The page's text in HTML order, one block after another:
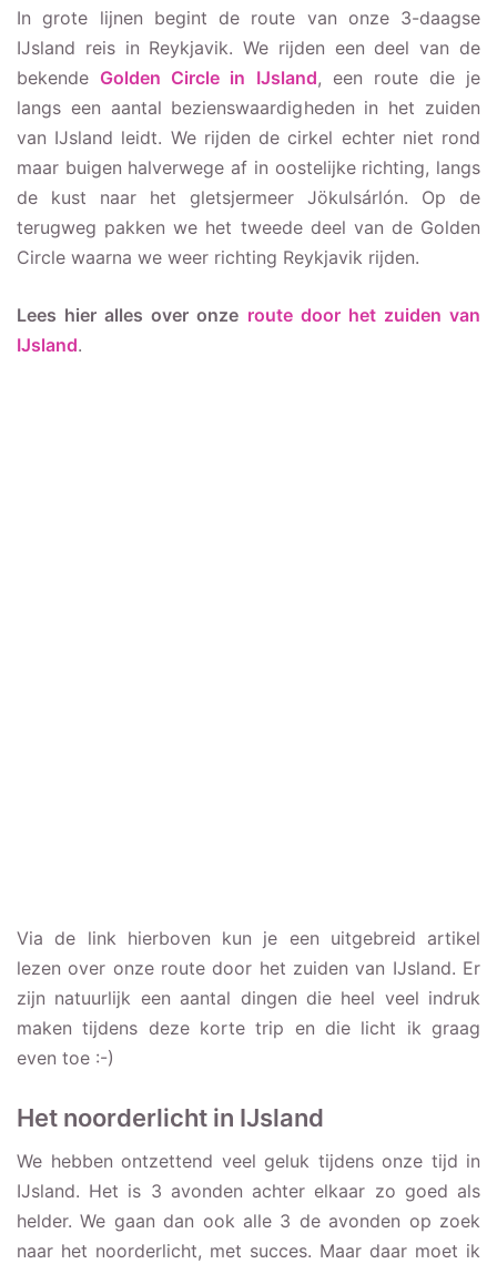
In grote lijnen begint de route van onze 3-daagse
IJsland reis in Reykjavik. We rijden een deel van de
bekende Golden Circle in IJsland, een route die je
langs een aantal bezienswaardigheden in het zuiden
van IJsland leidt. We rijden de cirkel echter niet rond
maar buigen halverwege af in oostelijke richting, langs
de kust naar het gletsjermeer Jökulsárlón. Op de
terugweg pakken we het tweede deel van de Golden
Circle waarna we weer richting Reykjavik rijden.
Lees hier alles over onze route door het zuiden van
IJsland.
Via de link hierboven kun je een uitgebreid artikel
lezen over onze route door het zuiden van IJsland. Er
zijn natuurlijk een aantal dingen die heel veel indruk
maken tijdens deze korte trip en die licht ik graag
even toe :-)
Het noorderlicht in IJsland
We hebben ontzettend veel geluk tijdens onze tijd in
IJsland. Het is 3 avonden achter elkaar zo goed als
helder. We gaan dan ook alle 3 de avonden op zoek
naar het noorderlicht, met succes. Maar daar moet ik